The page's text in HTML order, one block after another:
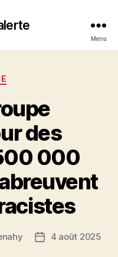
Menu
des
000
Date4 août 2025